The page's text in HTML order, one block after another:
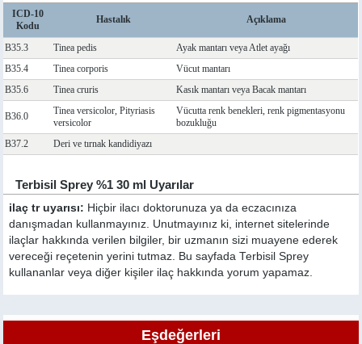
ICD-10
Kodu
Hastalık Açıklama
B35.3 Tinea pedis
Ayak mantarı veya Atlet ayağı
B35.4
Tinea corporis
Vücut mantarı
B35.6
Tinea cruris Kasık mantarı veya Bacak mantarı
B36.0
Tinea versicolor, Pityriasis
versicolor
Vücutta renk benekleri, renk pigmentasyonu
bozukluğu
B37.2
Deri ve tırnak kandidiyazı
Terbisil Sprey %1 30 ml Uyarılar
ilaç tr uyarısı: Hiçbir ilacı doktorunuza ya da eczacınıza
danışmadan kullanmayınız. Unutmayınız ki, internet sitelerinde
ilaçlar hakkında verilen bilgiler, bir uzmanın sizi muayene ederek
vereceği reçetenin yerini tutmaz. Bu sayfada Terbisil Sprey
kullananlar veya diğer kişiler ilaç hakkında yorum yapamaz.
Eşdeğerleri